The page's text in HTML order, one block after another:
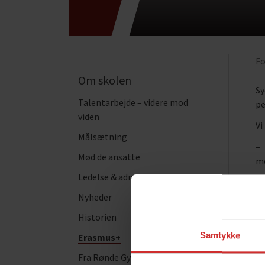
Samtykke
Om skolen
Talentarbejde – videre mod
viden
Målsætning
Mød de ansatte
Ledelse & administration
Nyheder
Historien
Erasmus+
Fra Rønde Gymnasium til
–
–